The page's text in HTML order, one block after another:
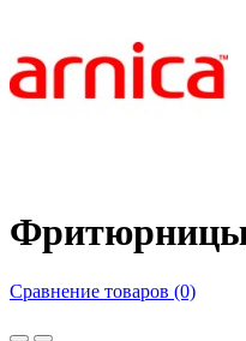
Сравнение товаров (0)